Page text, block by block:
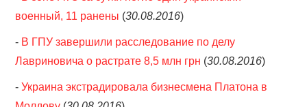
военный, 11 ранены (30.08.2016)
- В ГПУ завершили расследование по делу
Лавриновича о растрате 8,5 млн грн (30.08.2016)
-Украина экстрадировала бизнесмена Платона в